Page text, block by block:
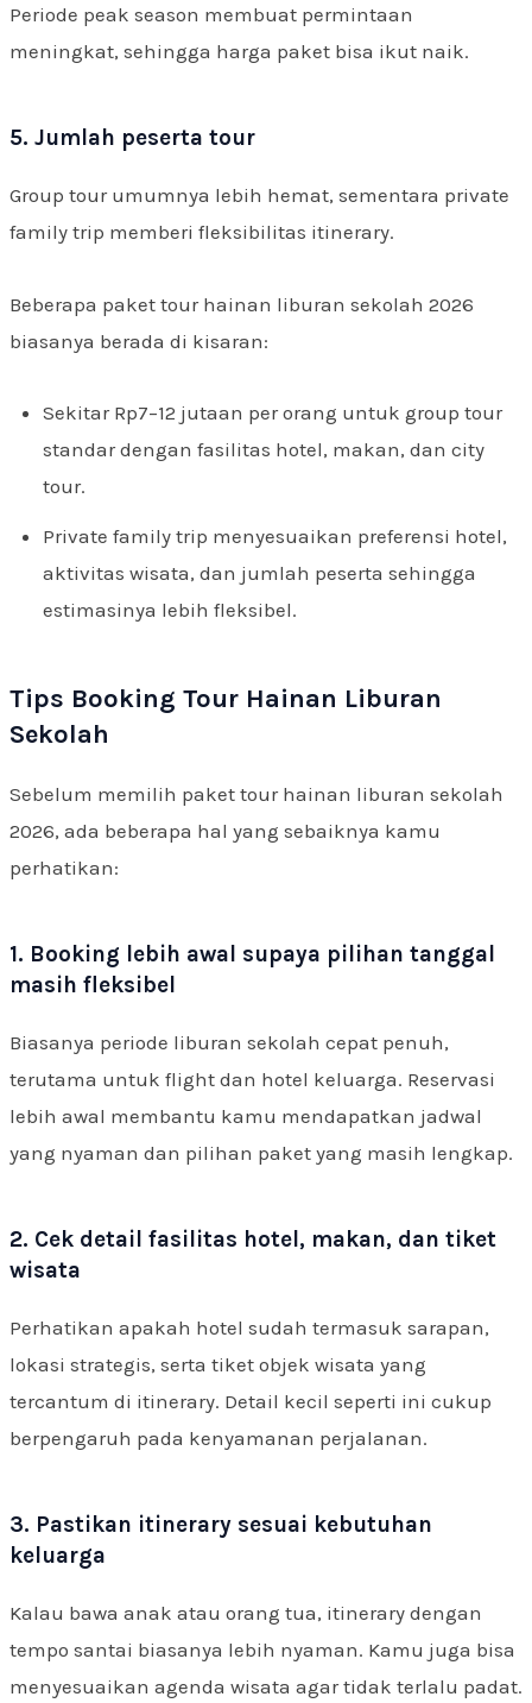
Periode peak season membuat permintaan
meningkat, sehingga harga paket bisa ikut naik.
5. Jumlah peserta tour
Group tour umumnya lebih hemat, sementara private
family trip memberi fleksibilitas itinerary.
Beberapa paket tour hainan liburan sekolah 2026
biasanya berada di kisaran:
Sekitar Rp7–12 jutaan per orang untuk group tour
standar dengan fasilitas hotel, makan, dan city
tour.
Private family trip menyesuaikan preferensi hotel,
aktivitas wisata, dan jumlah peserta sehingga
estimasinya lebih fleksibel.
Tips Booking Tour Hainan Liburan
Sekolah
Sebelum memilih paket tour hainan liburan sekolah
2026, ada beberapa hal yang sebaiknya kamu
perhatikan:
1. Booking lebih awal supaya pilihan tanggal
masih fleksibel
Biasanya periode liburan sekolah cepat penuh,
terutama untuk flight dan hotel keluarga. Reservasi
lebih awal membantu kamu mendapatkan jadwal
yang nyaman dan pilihan paket yang masih lengkap.
2. Cek detail fasilitas hotel, makan, dan tiket
wisata
Perhatikan apakah hotel sudah termasuk sarapan,
lokasi strategis, serta tiket objek wisata yang
tercantum di itinerary. Detail kecil seperti ini cukup
berpengaruh pada kenyamanan perjalanan.
3. Pastikan itinerary sesuai kebutuhan
keluarga
Kalau bawa anak atau orang tua, itinerary dengan
tempo santai biasanya lebih nyaman. Kamu juga bisa
menyesuaikan agenda wisata agar tidak terlalu padat.